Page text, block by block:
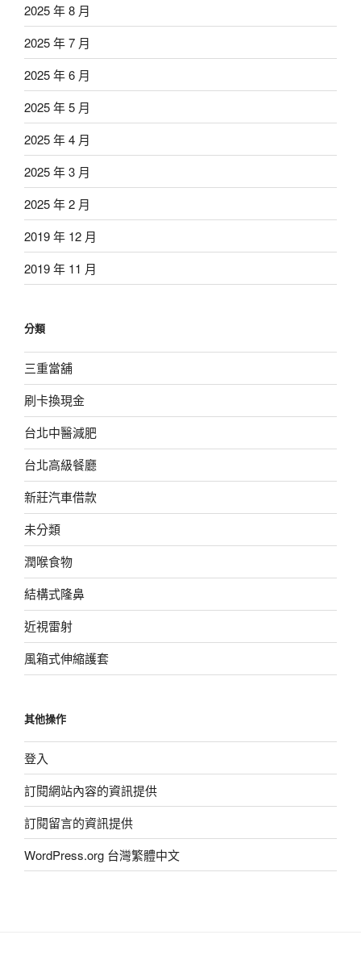
2025 年 8 月
2025 年 7 月
2025 年 6 月
2025 年 5 月
2025 年 4 月
2025 年 3 月
2025 年 2 月
2019 年 12 月
2019 年 11 月
分類
三重當舖
刷卡換現金
台北中醫減肥
台北高級餐廳
新莊汽車借款
未分類
潤喉食物
結構式隆鼻
近視雷射
風箱式伸縮護套
其他操作
登入
訂閱網站內容的資訊提供
訂閱留言的資訊提供
WordPress.org 台灣繁體中文